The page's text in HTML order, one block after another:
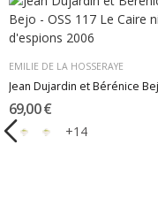
EMILIE DE LA HOSSERAYE
69,00 €
+14